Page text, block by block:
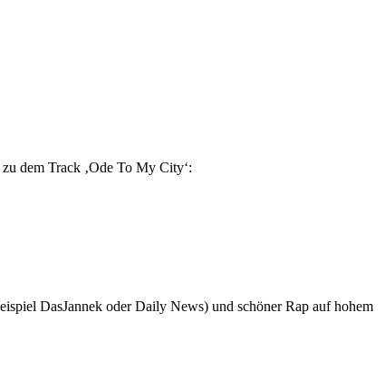
dem Track ‚Ode To My City‘:
DasJannek oder Daily News) und schöner Rap auf hohem